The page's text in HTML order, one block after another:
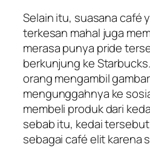
Selain itu, suasana café
terkesan mahal juga
merasa punya pride
berkunjung ke
orang mengambil
mengunggahnya ke
membeli produk dari
sebab itu, kedai
sebagai café elit karena